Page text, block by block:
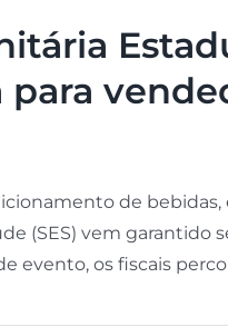
de bebidas,
(SES) vem garantido
evento, os fiscais